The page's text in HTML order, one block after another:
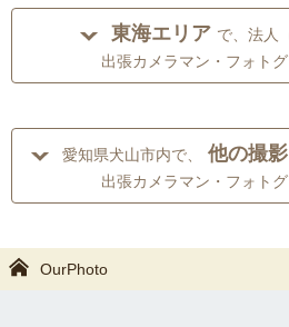
東海エリア で、法人
出張カメラマン・フォト
愛知県犬山市内で、 他の撮
出張カメラマン・フォト
OurPhoto